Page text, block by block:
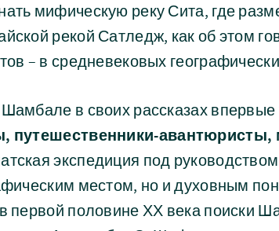
мифическую реку Сита, где
рекой Сатледж, как об этом
– в средневековых
в своих рассказах
путешественники-
экспедиция под
местом, но и духовным
первой половине ХХ века поиски